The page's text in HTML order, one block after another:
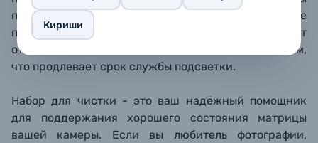
Кириши
пыли на поверхности сенсора, поэтому вы не
пропустите их во время чистки. Подсветка работает
от батарейки CR2032 с низким энергопотреблением,
что продлевает срок службы подсветки.
Набор для чистки - это ваш надёжный помощник
для поддержания хорошего состояния матрицы
вашей камеры. Если вы любитель фотографии,